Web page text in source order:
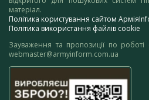
матеріал.
Політика користування сайтом
Політика використання файлів cookie
Зауваження та пропозиції по
webmaster@armyinform.com.ua